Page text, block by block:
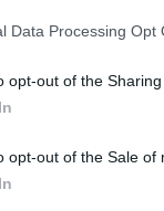
Data Processing Opt
opt-out of the
opt-out of the Sale of
çıkış:
1 gün de